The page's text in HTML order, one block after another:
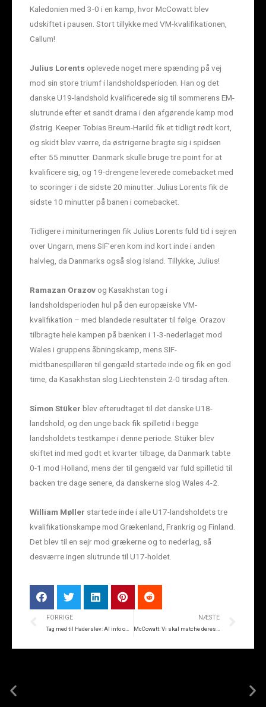
Kaledonien med 3-0 i en kamp, hvor McCowatt blev
udskiftet i pausen. Stort tillykke med VM-kvalifikationen,
Callum!
Julius Lorents oplevede noget mere spænding på vej
mod sin store triumf i landsholdsperioden. Han og det
danske U19-landshold kvalificerede sig til sommerens EM-
slutrunde efter et sandt drama i den afgørende kamp mod
Østrig. Keeper Tobias Breum-Harild fik et tidligt rødt kort,
og skidt blev værre, da østrigerne bragte sig i spidsen
efter 55 minutter. Danmark skulle bruge tre point for at
kvalificere sig, og 19-drengene leverede comebacket med
to scoringer i de sidste 20 minutter. Julius Lorents fik de
sidste 10 minutter på banen i comebacket.
Tidligere i miniturneringen fik Julius Lorents fuld tid i sejren
over Ungarn, mens SIF’eren kom ind kort inde i anden
halvleg, da Danmarks også slog Island. Tillykke, Julius!
Ramazan Orazovog Kasakhstan tog i
landsholdsperioden hul på den europæiske VM-
kvalifikation – med blandede resultater til følge. Orazov
tilbragte hele kampen på bænken i 1-3-nederlaget mod
Wales i gruppens åbningskamp, mens SIF-
midtbanespilleren til gengæld startede inde og fik en god
time, da Kasakhstan slog Liechtenstein 2-0 tirsdag aften.
Simon Stüker blev efterudtaget til det danske U18-
landshold, og den unge back fik spilletid i begge
landsholdets testkampe i denne periode. Stüker blev
skiftet ind med godt et kvarter tilbage, da Danmark tabte
0-1 mod Holland, mens der til gengæld var fuld spilletid til
backen tre dage senere, da danskerne slog Wales 4-2.
William Møller startede inde i alle U17-landsholdets tre
kvalifikationskampe mod Grækenland, Frankrig og Finland.
Det blev til en sejr mod grækerne og to nederlag, så
desværre ingen slutrunde til U17-holdet.
FORRIGE NÆSTE